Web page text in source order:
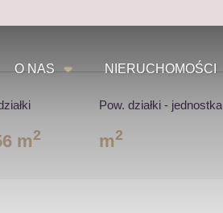
O NAS
NIERUCHOMOŚCI
m2
Pow. działki - jednostka
m2